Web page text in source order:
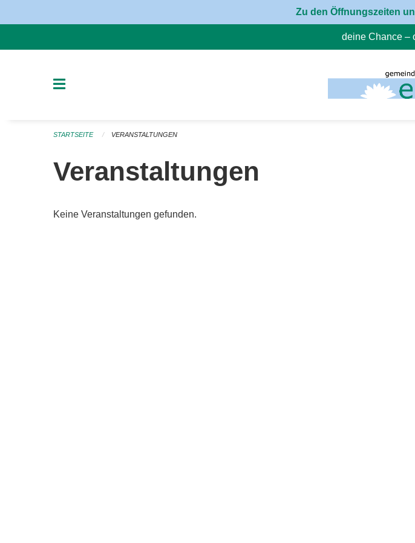
Zu den Öffnungszeiten
deine Chance –
STARTSEITE VERANSTALTUNGEN
Veranstaltungen
Keine Veranstaltungen gefunden.